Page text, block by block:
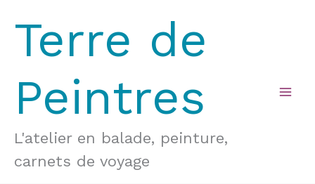
contenu
Terre de
Peintres
L'atelier en balade, peinture,
carnets de voyage